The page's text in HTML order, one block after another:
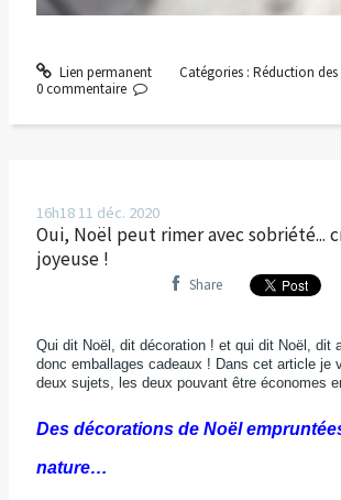
Lien permanent Catégories : Réduction des
0 commentaire
16h1811 déc. 2020
Oui, Noël peut rimer avec sobriété...
joyeuse !
Share
Qui dit Noël, dit décoration ! et qui dit Noël, dit
donc emballages cadeaux ! Dans cet article je
deux sujets, les deux pouvant être économes
Des décorations de Noël
nature…